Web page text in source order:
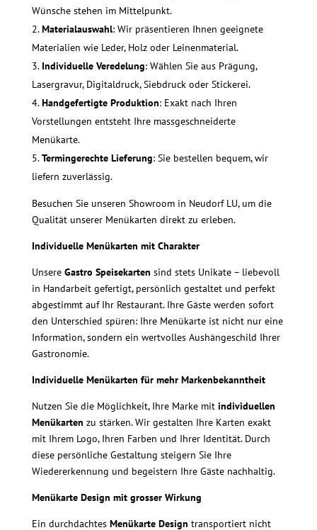
Wünsche stehen im Mittelpunkt.
Materialauswahl: Wir präsentieren Ihnen geeignete
Materialien wie Leder, Holz oder Leinenmaterial.
Individuelle Veredelung: Wählen Sie aus Prägung,
Lasergravur, Digitaldruck, Siebdruck oder Stickerei.
Handgefertigte Produktion: Exakt nach Ihren
Vorstellungen entsteht Ihre massgeschneiderte
Menükarte.
Termingerechte Lieferung: Sie bestellen bequem, wir
liefern zuverlässig.
Besuchen Sie unseren Showroom in Neudorf LU, um die
Qualität unserer Menükarten direkt zu erleben.
Individuelle Menükarten mit Charakter
Unsere Gastro Speisekarten sind stets Unikate – liebevoll
in Handarbeit gefertigt, persönlich gestaltet und perfekt
abgestimmt auf Ihr Restaurant. Ihre Gäste werden sofort
den Unterschied spüren: Ihre Menükarte ist nicht nur eine
Information, sondern ein wertvolles Aushängeschild Ihrer
Gastronomie.
Individuelle Menükarten für mehr Markenbekanntheit
Nutzen Sie die Möglichkeit, Ihre Marke mit individuellen
Menükarten zu stärken. Wir gestalten Ihre Karten exakt
mit Ihrem Logo, Ihren Farben und Ihrer Identität. Durch
diese persönliche Gestaltung steigern Sie Ihre
Wiedererkennung und begeistern Ihre Gäste nachhaltig.
Menükarte Design mit grosser Wirkung
Ein durchdachtes Menükarte Design transportiert nicht